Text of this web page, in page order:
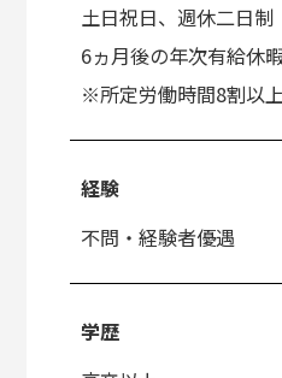
土日祝日、週休二日制
6ヵ月後の年次有給休
※所定労働時間8割以
経験
不問・経験者優遇
学歴